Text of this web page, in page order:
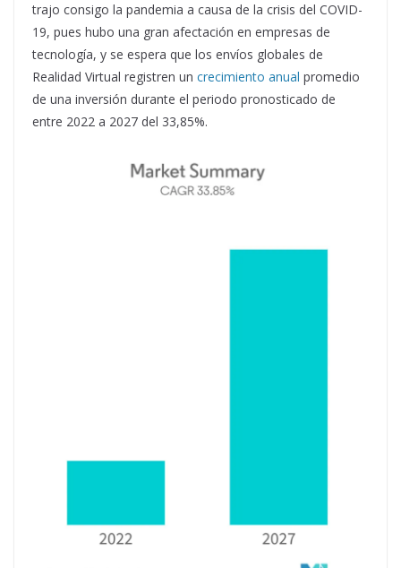
trajo consigo la pandemia a causa de la crisis del COVID-
19, pues hubo una gran afectación en empresas de
tecnología, y se espera que los envíos globales de
Realidad Virtual registren un crecimiento anual promedio
de una inversión durante el periodo pronosticado de
entre 2022 a 2027 del 33,85%.